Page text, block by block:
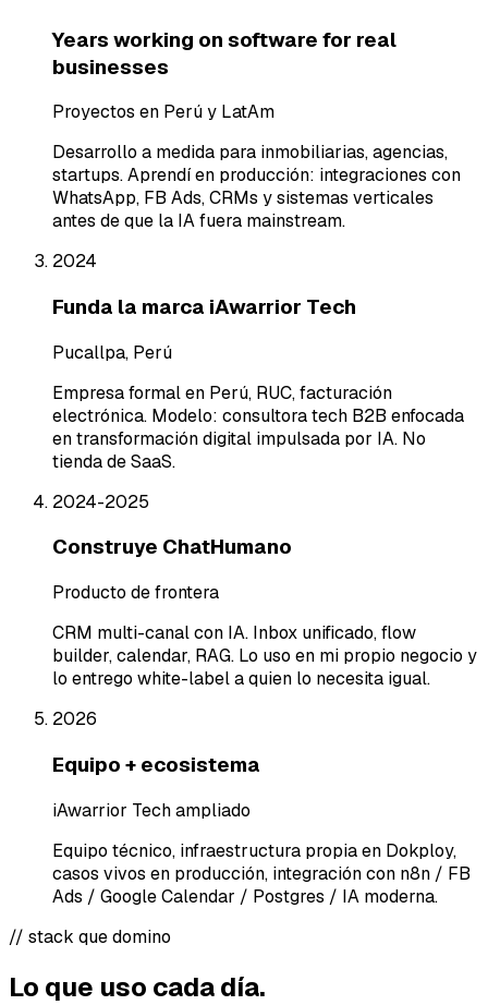
Years working on software for real
businesses
Proyectos en Perú y LatAm
Desarrollo a medida para inmobiliarias, agencias,
startups. Aprendí en producción: integraciones con
WhatsApp, FB Ads, CRMs y sistemas verticales
antes de que la IA fuera mainstream.
2024
Funda la marca iAwarrior Tech
Pucallpa, Perú
Empresa formal en Perú, RUC, facturación
electrónica. Modelo: consultora tech B2B enfocada
en transformación digital impulsada por IA. No
tienda de SaaS.
2024-2025
Construye ChatHumano
Producto de frontera
CRM multi-canal con IA. Inbox unificado, flow
builder, calendar, RAG. Lo uso en mi propio negocio y
lo entrego white-label a quien lo necesita igual.
2026
Equipo + ecosistema
iAwarrior Tech ampliado
Equipo técnico, infraestructura propia en Dokploy,
casos vivos en producción, integración con n8n / FB
Ads / Google Calendar / Postgres / IA moderna.
// stack que domino
Lo que uso cada día.